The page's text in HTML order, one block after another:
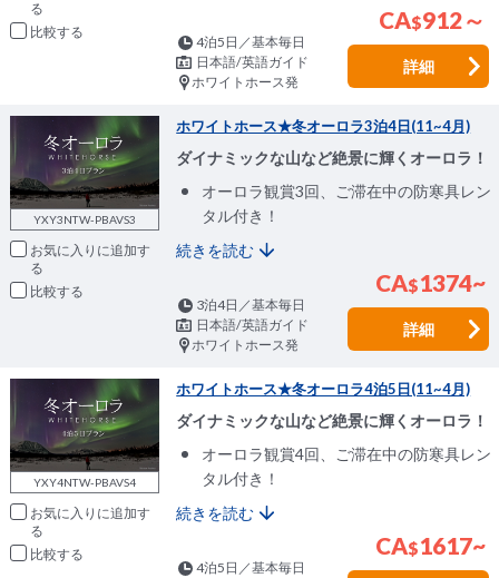
比較 CA$912～
4泊5日／基本毎日
日本語/英語ガイド
ホワイトホース発
詳細
YXY3NTW-PBAVS3
お気に入りに追加
比較
ホワイトホース★冬オーロラ3泊4日(11~4月)
ダイナミックな山など絶景に輝くオーロラ！
オーロラ観賞3回、ご滞在中の防寒具レン
タル付き！
続きを読む
CA$1374~
3泊4日／基本毎日
日本語/英語ガイド
ホワイトホース発
詳細
YXY4NTW-PBAVS4
お気に入りに追加
比較
ホワイトホース★冬オーロラ4泊5日(11~4月)
ダイナミックな山など絶景に輝くオーロラ！
オーロラ観賞4回、ご滞在中の防寒具レン
タル付き！
続きを読む
CA$1617~
4泊5日／基本毎日